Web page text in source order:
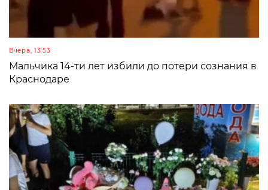
Вчера, 13:53
Мальчика 14-ти лет избили до потери сознания в
Краснодаре